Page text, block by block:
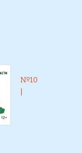
№10